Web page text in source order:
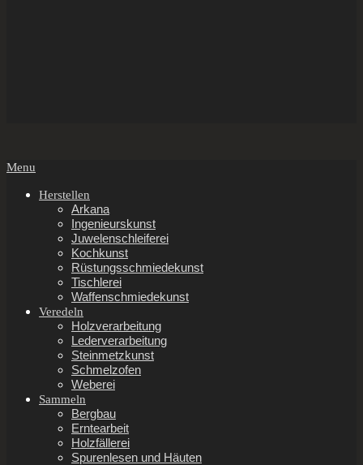
Secondary
Menu
Menu
Herstellen
Arkana
Ingenieurskunst
Juwelenschleiferei
Kochkunst
Rüstungsschmiedekunst
Tischlerei
Waffenschmiedekunst
Veredeln
Holzverarbeitung
Lederverarbeitung
Steinmetzkunst
Schmelzofen
Weberei
Sammeln
Bergbau
Erntearbeit
Holzfällerei
Spurenlesen und Häuten